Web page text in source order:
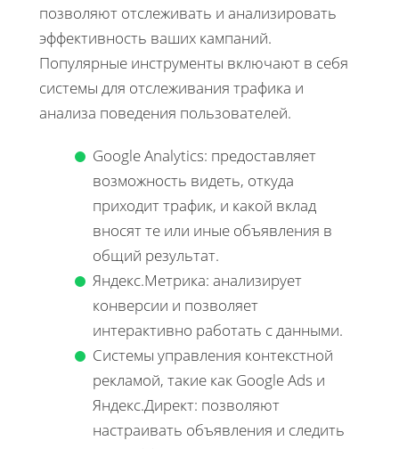
позволяют отслеживать и анализировать
эффективность ваших кампаний.
Популярные инструменты включают в себя
системы для отслеживания трафика и
анализа поведения пользователей.
Google Analytics: предоставляет
возможность видеть, откуда
приходит трафик, и какой вклад
вносят те или иные объявления в
общий результат.
Яндекс.Метрика: анализирует
конверсии и позволяет
интерактивно работать с данными.
Системы управления контекстной
рекламой, такие как Google Ads и
Яндекс.Директ: позволяют
настраивать объявления и следить